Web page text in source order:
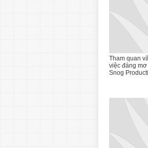
Tham quan
việc đáng
Snog